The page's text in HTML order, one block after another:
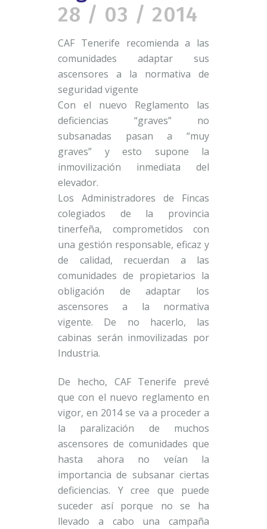
28 / 03 / 2014
CAF Tenerife recomienda a las
comunidades adaptar sus
ascensores a la normativa de
seguridad vigente
Con el nuevo Reglamento las
deficiencias “graves” no
subsanadas pasan a “muy
graves” y esto supone la
inmovilización inmediata del
elevador.
Los Administradores de Fincas
colegiados de la provincia
tinerfeña, comprometidos con
una gestión responsable, eficaz y
de calidad, recuerdan a las
comunidades de propietarios la
obligación de adaptar los
ascensores a la normativa
vigente. De no hacerlo, las
cabinas serán inmovilizadas por
Industria.
De hecho, CAF Tenerife prevé
que con el nuevo reglamento en
vigor, en 2014 se va a proceder a
la paralización de muchos
ascensores de comunidades que
hasta ahora no veían la
importancia de subsanar ciertas
deficiencias. Y cree que puede
suceder así porque no se ha
llevado a cabo una campaña